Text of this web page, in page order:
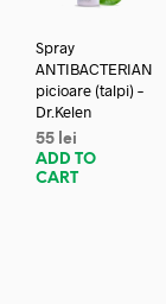
Spray
ANTIBACTERIAN
picioare (talpi) –
Dr.Kelen
55 lei
ADD TO
CART